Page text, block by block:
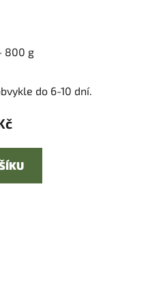
800 g
do 6-10 dní.